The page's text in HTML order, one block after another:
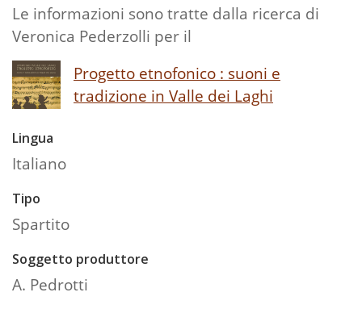
Le informazioni sono tratte dalla ricerca di
Veronica Pederzolli per il
Progetto etnofonico : suoni e
tradizione in Valle dei Laghi
Lingua
Italiano
Tipo
Spartito
Soggetto produttore
A. Pedrotti